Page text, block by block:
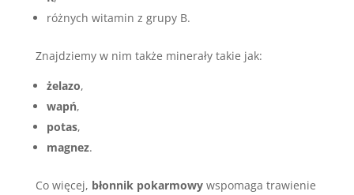
różnych witamin z grupy B.
Znajdziemy w nim także minerały takie jak:
żelazo,
wapń,
potas,
magnez.
Co więcej, błonnik pokarmowywspomaga trawienie